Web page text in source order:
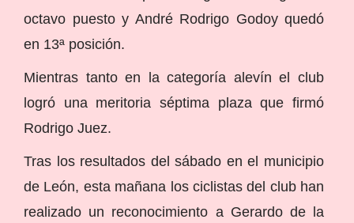
octavo puesto y André Rodrigo Godoy quedó
en 13ª posición.
Mientras tanto en la categoría alevín el club
logró una meritoria séptima plaza que firmó
Rodrigo Juez.
Tras los resultados del sábado en el municipio
de León, esta mañana los ciclistas del club han
realizado un reconocimiento a Gerardo de la